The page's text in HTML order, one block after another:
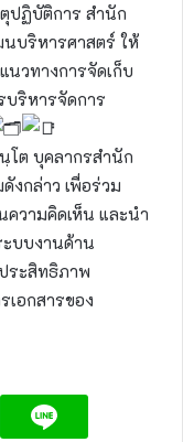
ปฏิบัติการ สำนัก
ริหารศาสตร์ ให้
นวทางการจัดเก็บ
บริหารจัดการ
โต บุคลากรสำนัก
งกล่าว เพื่อร่วม
ความคิดเห็น และนำ
บบงานด้าน
ระสิทธิภาพ
อกสารของ